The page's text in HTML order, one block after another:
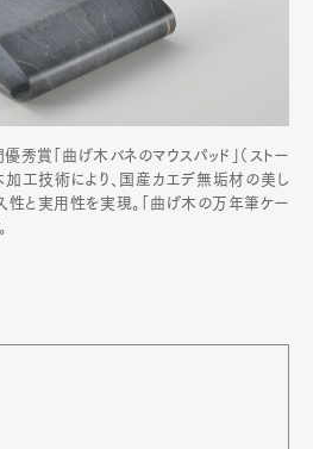
秀賞「曲げ木バネのマウスパッド」（ストー
加工技術により、国産カエデ無垢材の美し
性と実用性を実現。「曲げ木の万年筆ケー